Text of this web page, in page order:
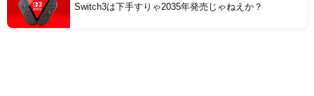
Switch3は下手すりゃ2035年発売じゃねえか？